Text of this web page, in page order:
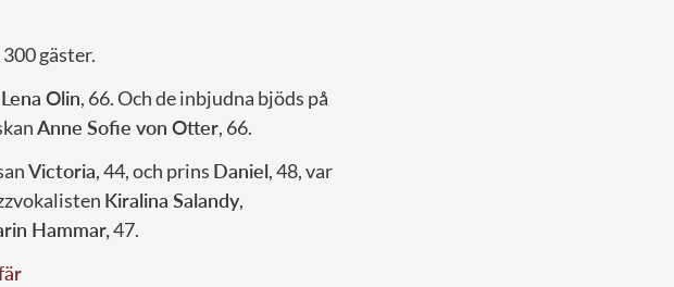
gäster.
Lena Olin, 66. Och de inbjudna bjöds på
Anne Sofie von Otter, 66.
Victoria, 44, och prins Daniel, 48, var
Kiralina Salandy,
Hammar,47.